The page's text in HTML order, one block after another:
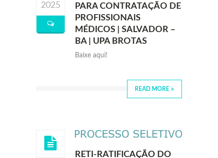
2025
PARA CONTRATAÇÃO DE
PROFISSIONAIS
MÉDICOS | SALVADOR –
BA | UPA BROTAS
Baixe aqui!
READ MORE
RETI-RATIFICAÇÃO DO